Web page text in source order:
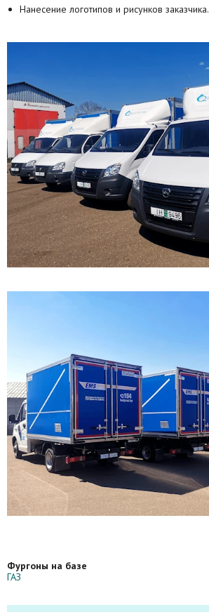
Нанесение логотипов и рисунков заказчика.
Фургоны на базе
ГАЗ